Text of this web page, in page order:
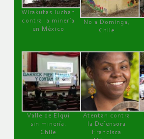
Wirakutas luchan
contra la minería
en México
No a Dominga,
Chile
Valle de Elqui
sin minería.
Chile
Atentan contra
la Defensora
Francisca